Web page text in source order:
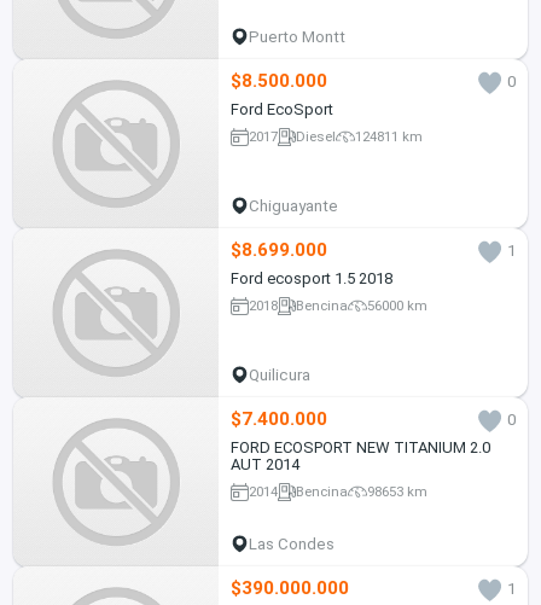
Puerto Montt
$8.500.000
0
Ford EcoSport
2017 Diesel 124811 km
Chiguayante
$8.699.000
1
Ford ecosport 1.5 2018
2018 Bencina 56000 km
Quilicura
$7.400.000
0
FORD ECOSPORT NEW TITANIUM 2.0
AUT 2014
2014 Bencina 98653 km
Las Condes
$390.000.000
1